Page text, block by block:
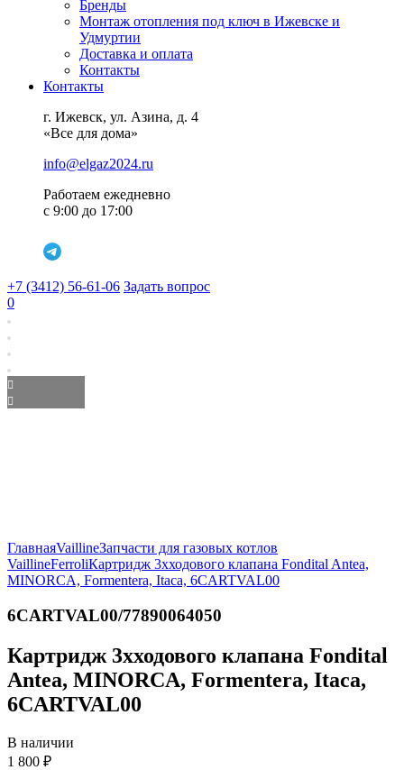
Бренды
Монтаж отопления под ключ в Ижевске и
Удмуртии
Доставка и оплата
Контакты
Контакты
г. Ижевск, ул. Азина, д. 4
«Все для дома»
info@elgaz2024.ru
Работаем eжедневно
с 9:00 до 17:00
+7 (3412) 56-61-06 Задать вопрос
0
ГлавнаяVaillineЗапчасти для газовых котлов
VaillineFerroliКартридж 3хходового клапана Fondital Antea,
MINORCA, Formentera, Itaca, 6CARTVAL00
6CARTVAL00/77890064050
Картридж 3хходового клапана Fondital
Antea, MINORCA, Formentera, Itaca,
6CARTVAL00
В наличии
1 800 ₽